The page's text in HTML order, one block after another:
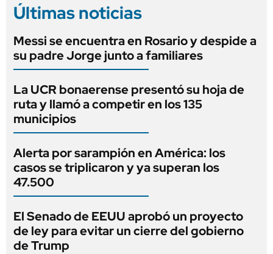
Últimas noticias
Messi se encuentra en Rosario y despide a
su padre Jorge junto a familiares
La UCR bonaerense presentó su hoja de
ruta y llamó a competir en los 135
municipios
Alerta por sarampión en América: los
casos se triplicaron y ya superan los
47.500
El Senado de EEUU aprobó un proyecto
de ley para evitar un cierre del gobierno
de Trump